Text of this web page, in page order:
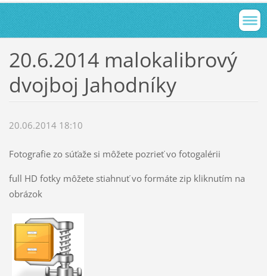
20.6.2014 malokalibrový
dvojboj Jahodníky
20.06.2014 18:10
Fotografie zo súťaže si môžete pozrieť vo fotogalérii
full HD fotky môžete stiahnuť vo formáte zip kliknutím na
obrázok